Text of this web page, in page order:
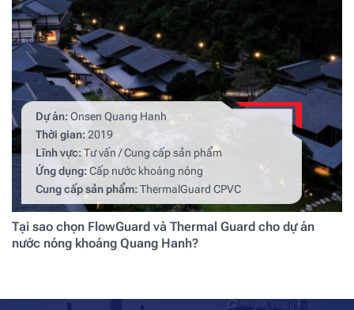
Dự án:Onsen Quang Hanh
Thời gian:2019
Lĩnh vực:Tư vấn / Cung cấp sản phẩm
Ứng dụng:Cấp nước khoáng nóng
Cung cấp sản phẩm:ThermalGuard CPVC
Tại sao chọn FlowGuard và Thermal Guard cho dự án
nước nóng khoáng Quang Hanh?